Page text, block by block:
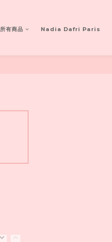
所有商品 Nadia Dafri Paris